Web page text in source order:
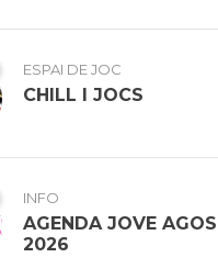
ESPAI DE JOC
CHILL I JOCS
INFO
AGENDA JOVE
2026